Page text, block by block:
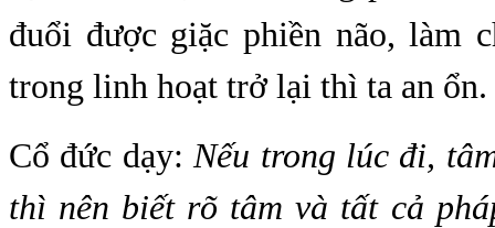
đuổi được giặc phiền não, làm
trong linh hoạt trở lại thì ta an ổn.
Cổ đức dạy: Nếu trong lúc đi,
thì nên biết rõ tâm và tất cả